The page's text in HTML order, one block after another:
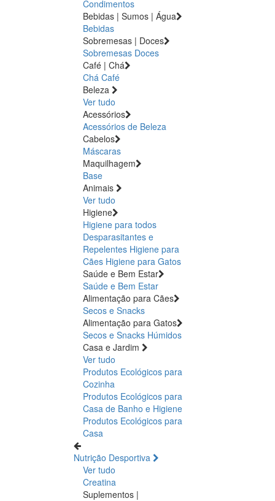
Condimentos
Bebidas | Sumos | Água
Bebidas
Sobremesas | Doces
Sobremesas Doces
Café | Chá
Chá Café
Beleza
Ver tudo
Acessórios
Acessórios de Beleza
Cabelos
Máscaras
Maquilhagem
Base
Animais
Ver tudo
Higiene
Higiene para todos
Desparasitantes e
Repelentes Higiene para
Cães Higiene para Gatos
Saúde e Bem Estar
Saúde e Bem Estar
Alimentação para Cães
Secos e Snacks
Alimentação para Gatos
Secos e Snacks Húmidos
Casa e Jardim
Ver tudo
Produtos Ecológicos para
Cozinha
Produtos Ecológicos para
Casa de Banho e Higiene
Produtos Ecológicos para
Casa
Nutrição Desportiva
Ver tudo
Creatina
Suplementos |